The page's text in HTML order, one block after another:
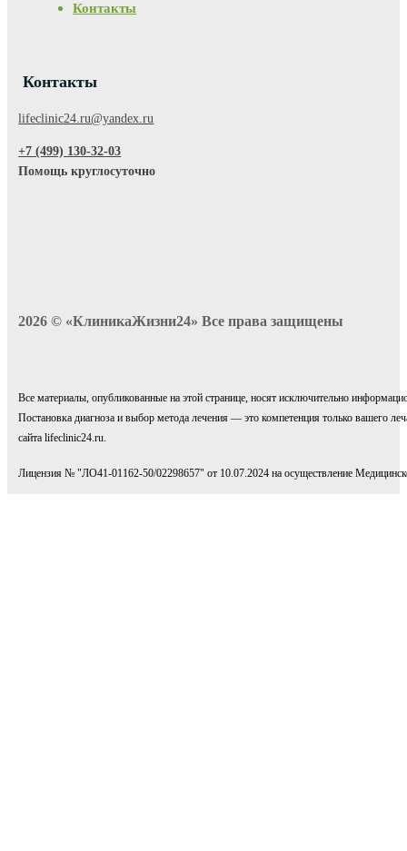
Контакты
Контакты
lifeclinic24.ru@yandex.ru
+7 (499) 130-32-03
Помощь круглосуточно
2026 © «КлиникаЖизни24» Все права защищены
Все материалы, опубликованные на этой странице, носят исключительно
Постановка диагноза и выбор метода лечения — это компетенция только вашего
сайта lifeclinic24.ru.
Лицензия № "ЛО41-01162-50/02298657" от 10.07.2024 на осуществление